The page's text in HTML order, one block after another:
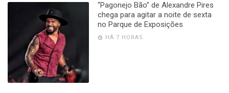
“Pagonejo Bão” de Alexandre Pires
chega para agitar a noite de sexta
no Parque de Exposições
HÁ 7 HORAS